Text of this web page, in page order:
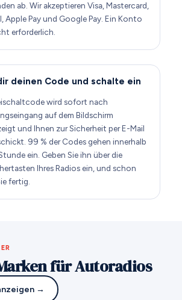
ab. Wir akzeptieren Visa, Mastercard,
Apple Pay und Google Pay. Ein Konto
erforderlich.
deinen Code und schalte ein
wird sofort nach
auf dem Bildschirm
und Ihnen zur Sicherheit per E-Mail
99 % der Codes gehen innerhalb
ein. Geben Sie ihn über die
Ihres Radios ein, und schon
fertig.
für Autoradios
→